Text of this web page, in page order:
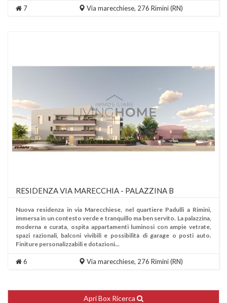
7 Via marecchiese, 276 Rimini(RN)
RESIDENZA VIA MARECCHIA - PALAZZINA B
Nuova residenza in via Marecchiese, nel quartiere Padulli a Rimini,
immersa in un contesto verde e tranquillo ma ben servito. La palazzina,
moderna e curata, ospita appartamenti luminosi con ampie vetrate,
spazi razionali, balconi vivibili e possibilità di garage o posti auto.
Finiture personalizzabili e dotazioni...
6 Via marecchiese, 276 Rimini(RN)
Apri Box Ricerca